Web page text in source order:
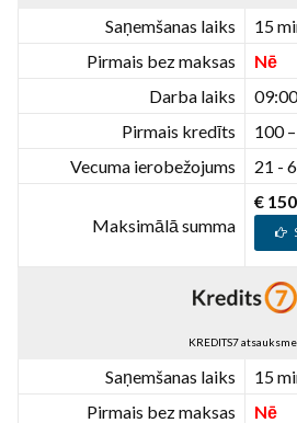
Saņemšanas laiks
15
Pirmais bez maksas
Nē
Darba laiks
Pirmais kredīts
100
Vecuma ierobežojums
21 -
Maksimālā summa
€
KREDITS7
Saņemšanas laiks
15
Pirmais bez maksas
Nē